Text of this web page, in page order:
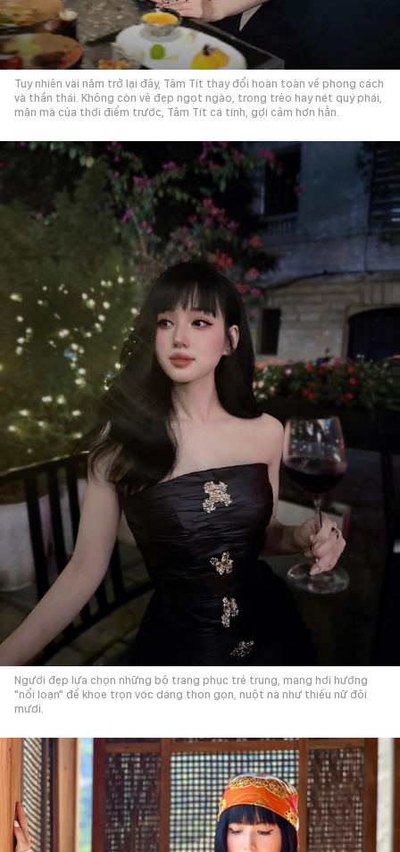
Tuy nhiên vài năm trở lại đây, Tâm Tít thay đổi hoàn toàn về phong cách
và thần thái. Không còn vẻ đẹp ngọt ngào, trong trẻo hay nét quý phái,
mặn mà của thời điểm trước, Tâm Tít cá tính, gợi cảm hơn hẳn.
Người đẹp lựa chọn những bộ trang phục trẻ trung, mang hơi hướng
"nổi loạn" để khoe trọn vóc dáng thon gọn, nuột nà như thiếu nữ đôi
mươi.